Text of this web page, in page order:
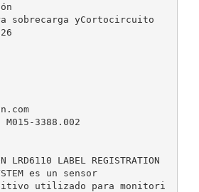
sobrecarga yCortocircuito
M015-3388.002
LRD6110 LABEL REGISTRATION
es un sensor
utilizado para monitori